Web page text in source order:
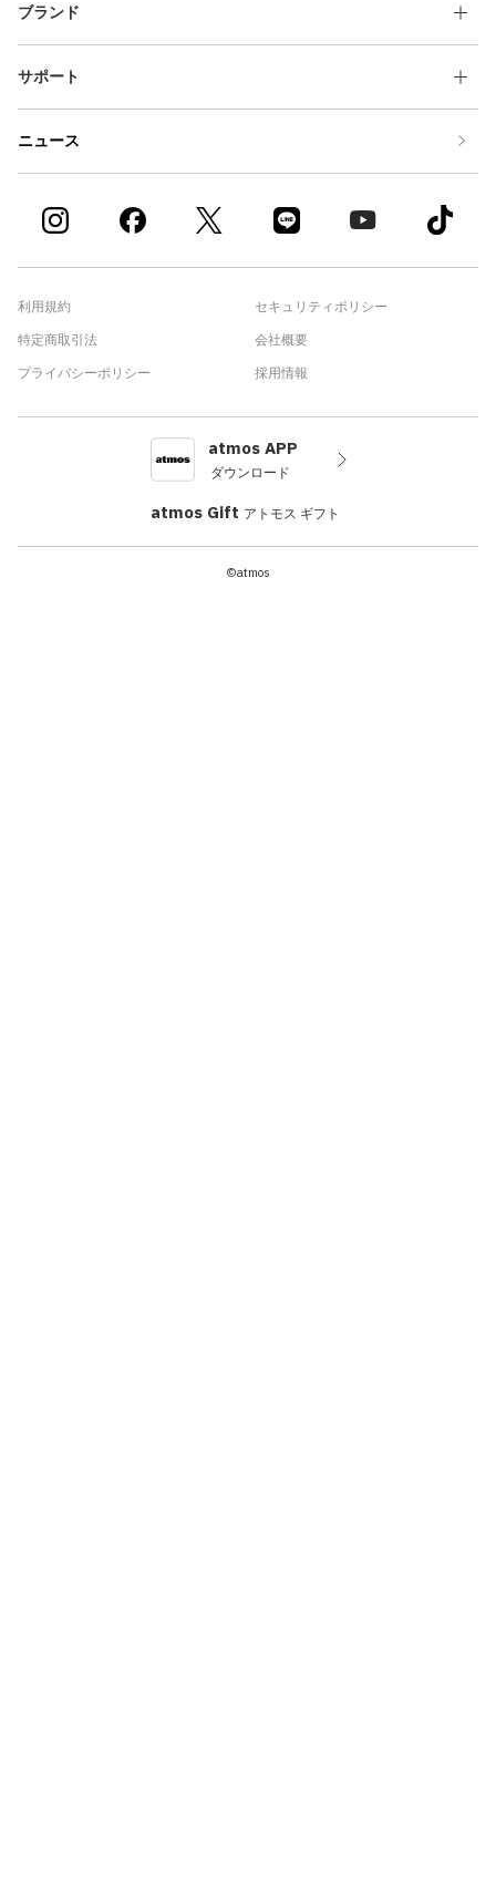
ブランド
サポート
ニュース
利用規約
特定商取引法
プライバシーポリシー
セキュリティポリシー
会社概要
採用情報
atmos APP
ダウンロード
atmos Gift アトモス ギフト
©atmos